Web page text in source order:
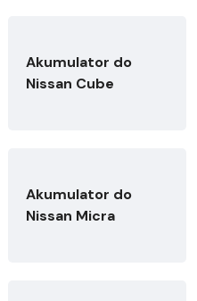
Akumulator do
Nissan Cube
Akumulator do
Nissan Micra